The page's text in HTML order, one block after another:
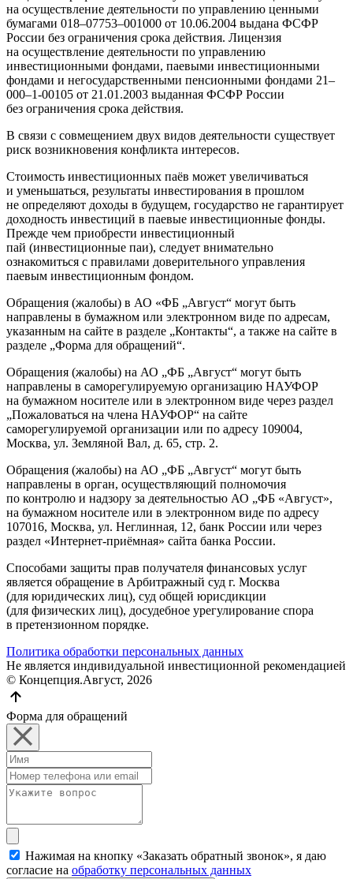
на осуществление деятельности по управлению ценными
бумагами 018–07753–001000 от 10.06.2004 выдана ФСФР
России без ограничения срока действия. Лицензия
на осуществление деятельности по управлению
инвестиционными фондами, паевыми инвестиционными
фондами и негосударственными пенсионными фондами 21–
000–1-00105 от 21.01.2003 выданная ФСФР России
без ограничения срока действия.
В связи с совмещением двух видов деятельности существует
риск возникновения конфликта интересов.
Стоимость инвестиционных паёв может увеличиваться
и уменьшаться, результаты инвестирования в прошлом
не определяют доходы в будущем, государство не гарантирует
доходность инвестиций в паевые инвестиционные фонды.
Прежде чем приобрести инвестиционный
пай (инвестиционные паи), следует внимательно
ознакомиться с правилами доверительного управления
паевым инвестиционным фондом.
Обращения (жалобы) в АО «ФБ „Август“ могут быть
направлены в бумажном или электронном виде по адресам,
указанным на сайте в разделе „Контакты“, а также на сайте в
разделе „Форма для обращений“.
Обращения (жалобы) на АО „ФБ „Август“ могут быть
направлены в саморегулируемую организацию НАУФОР
на бумажном носителе или в электронном виде через раздел
„Пожаловаться на члена НАУФОР“ на сайте
саморегулируемой организации или по адресу 109004,
Москва, ул. Земляной Вал, д. 65, стр. 2.
Обращения (жалобы) на АО „ФБ „Август“ могут быть
направлены в орган, осуществляющий полномочия
по контролю и надзору за деятельностью АО „ФБ «Август»,
на бумажном носителе или в электронном виде по адресу
107016, Москва, ул. Неглинная, 12, банк России или через
раздел «Интернет-приёмная» сайта банка России.
Способами защиты прав получателя финансовых услуг
является обращение в Арбитражный суд г. Москва
(для юридических лиц), суд общей юрисдикции
(для физических лиц), досудебное урегулирование спора
в претензионном порядке.
Политика обработки персональных данных
Не является индивидуальной инвестиционной рекомендацией
© Концепция.Август, 2026
Форма для обращений
Нажимая на кнопку «Заказать обратный звонок», я даю
согласие на обработку персональных данных